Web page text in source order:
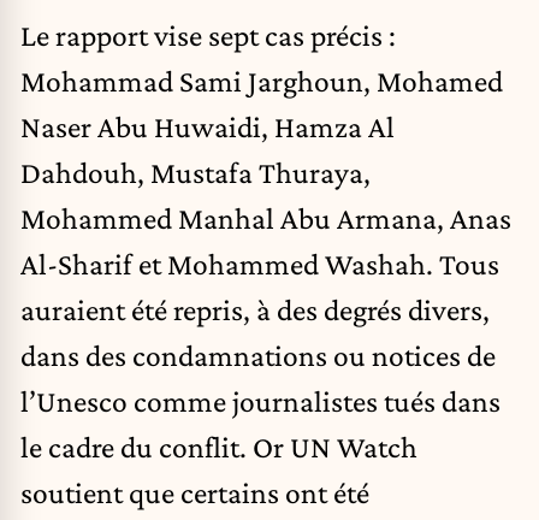
Le rapport vise sept cas précis :
Mohammad Sami Jarghoun, Mohamed
Naser Abu Huwaidi, Hamza Al
Dahdouh, Mustafa Thuraya,
Mohammed Manhal Abu Armana, Anas
Al-Sharif et Mohammed Washah. Tous
auraient été repris, à des degrés divers,
dans des condamnations ou notices de
l’Unesco comme journalistes tués dans
le cadre du conflit. Or UN Watch
soutient que certains ont été